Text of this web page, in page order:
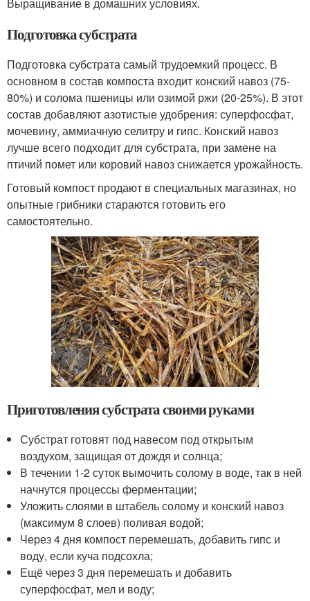
Подготовка субстрата
Подготовка субстрата самый трудоемкий процесс. В
основном в состав компоста входит конский навоз (75-
80%) и солома пшеницы или озимой ржи (20-25%). В этот
состав добавляют азотистые удобрения: суперфосфат,
мочевину, аммиачную селитру и гипс. Конский навоз
лучше всего подходит для субстрата, при замене на
птичий помет или коровий навоз снижается урожайность.
Готовый компост продают в специальных магазинах, но
опытные грибники стараются готовить его
самостоятельно.
Приготовления субстрата своими руками
Субстрат готовят под навесом под открытым
воздухом, защищая от дождя и солнца;
В течении 1-2 суток вымочить солому в воде, так в ней
начнутся процессы ферментации;
Уложить слоями в штабель солому и конский навоз
(максимум 8 слоев) поливая водой;
Через 4 дня компост перемешать, добавить гипс и
воду, если куча подсохла;
Ещё через 3 дня перемешать и добавить
суперфосфат, мел и воду;